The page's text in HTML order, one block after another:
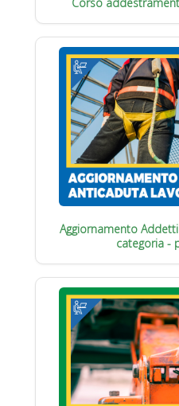
Aggiornamento
categoria -